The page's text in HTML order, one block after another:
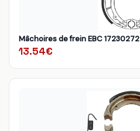
Mâchoires de frein EBC 17230272
13.54€